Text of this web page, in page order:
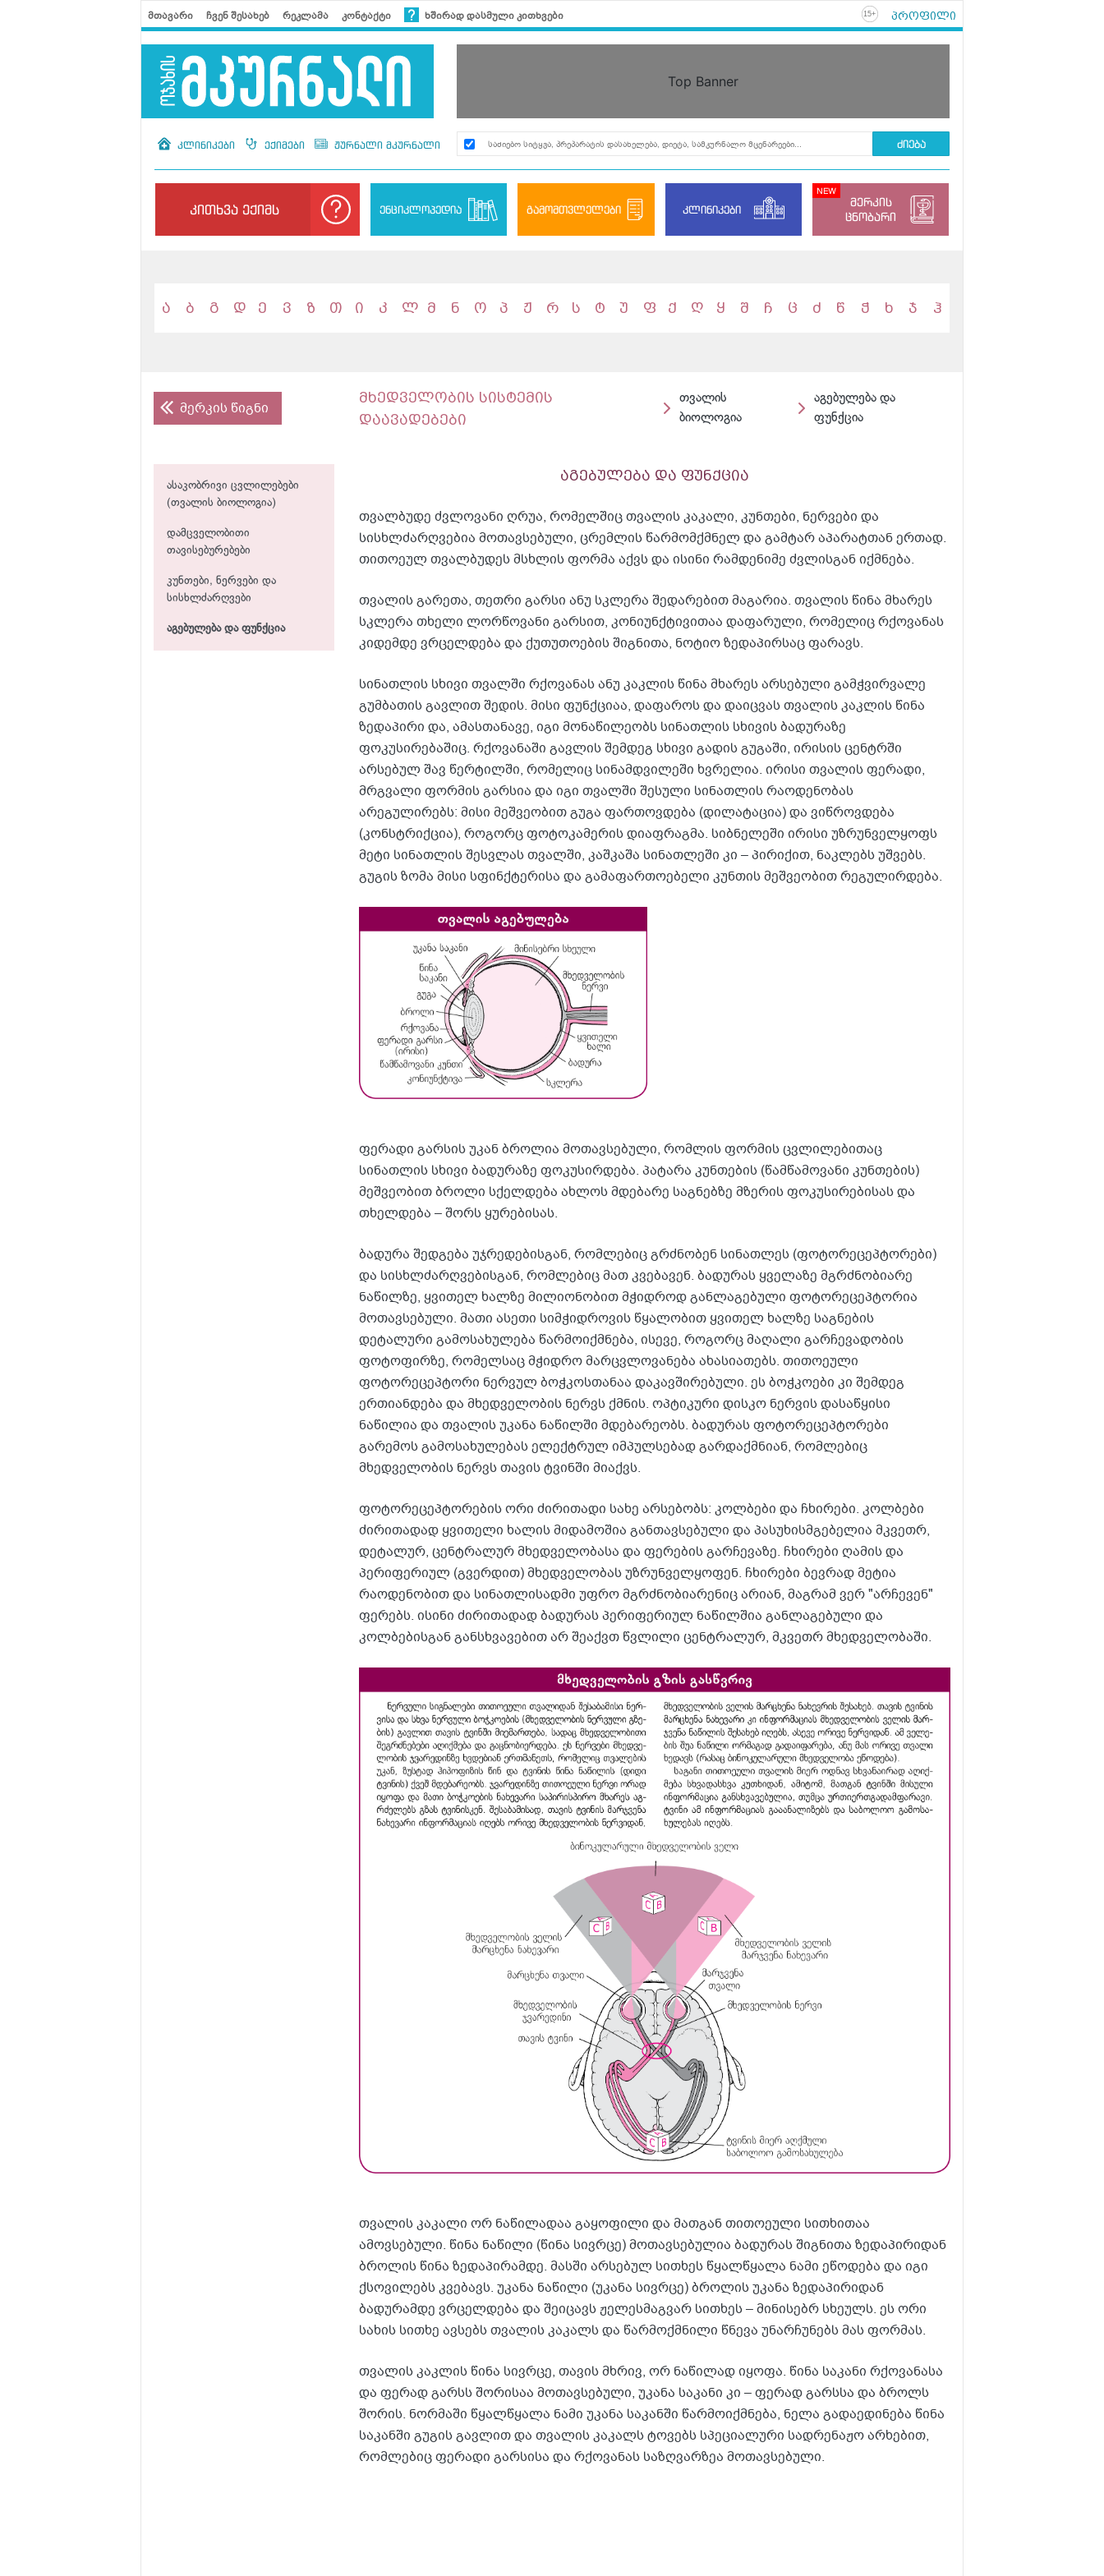
მთავარი ჩვენ შესახებ რეკლამა კონტაქტი ხშირად დასმული კითხვები 15+ პროფილი
Top Banner
კლინიკები ექიმები ჟურნალი მკურნალი
კითხვა ექიმს ენციკლოპედია გამომთვლელები კლინიკები
მერკის
ცნობარი
ა ბ გ დ ე ვ ზ თ ი კ ლ მ ნ ო პ ჟ რ ს ტ უ ფ ქ ღ ყ შ ჩ ც ძ წ ჭ ხ ჯ ჰ
მერკის წიგნი
ასაკობრივი ცვლილებები
(თვალის ბიოლოგია)
დამცველობითი
თავისებურებები
კუნთები, ნერვები და
სისხლძარღვები
აგებულება და ფუნქცია
მხედველობის სისტემის
დაავადებები
თვალის
ბიოლოგია
აგებულება და
ფუნქცია
აგებულება და ფუნქცია
თვალბუდე ძვლოვანი ღრუა, რომელშიც თვალის კაკალი, კუნთები, ნერვები და
სისხლძარღვებია მოთავსებული, ცრემლის წარმომქმნელ და გამტარ აპარატთან ერთად.
თითოეულ თვალბუდეს მსხლის ფორმა აქვს და ისინი რამდენიმე ძვლისგან იქმნება.
თვალის გარეთა, თეთრი გარსი ანუ სკლერა შედარებით მაგარია. თვალის წინა მხარეს
სკლერა თხელი ლორწოვანი გარსით, კონიუნქტივითაა დაფარული, რომელიც რქოვანას
კიდემდე ვრცელდება და ქუთუთოების შიგნითა, ნოტიო ზედაპირსაც ფარავს.
სინათლის სხივი თვალში რქოვანას ანუ კაკლის წინა მხარეს არსებული გამჭვირვალე
გუმბათის გავლით შედის. მისი ფუნქციაა, დაფაროს და დაიცვას თვალის კაკლის წინა
ზედაპირი და, ამასთანავე, იგი მონაწილეობს სინათლის სხივის ბადურაზე
ფოკუსირებაშიც. რქოვანაში გავლის შემდეგ სხივი გადის გუგაში, ირისის ცენტრში
არსებულ შავ წერტილში, რომელიც სინამდვილეში ხვრელია. ირისი თვალის ფერადი,
მრგვალი ფორმის გარსია და იგი თვალში შესული სინათლის რაოდენობას
არეგულირებს: მისი მეშვეობით გუგა ფართოვდება (დილატაცია) და ვიწროვდება
(კონსტრიქცია), როგორც ფოტოკამერის დიაფრაგმა. სიბნელეში ირისი უზრუნველყოფს
მეტი სინათლის შესვლას თვალში, კაშკაშა სინათლეში კი – პირიქით, ნაკლებს უშვებს.
გუგის ზომა მისი სფინქტერისა და გამაფართოებელი კუნთის მეშვეობით რეგულირდება.
ფერადი გარსის უკან ბროლია მოთავსებული, რომლის ფორმის ცვლილებითაც
სინათლის სხივი ბადურაზე ფოკუსირდება. პატარა კუნთების (წამწამოვანი კუნთების)
მეშვეობით ბროლი სქელდება ახლოს მდებარე საგნებზე მზერის ფოკუსირებისას და
თხელდება – შორს ყურებისას.
ბადურა შედგება უჯრედებისგან, რომლებიც გრძნობენ სინათლეს (ფოტორეცეპტორები)
და სისხლძარღვებისგან, რომლებიც მათ კვებავენ. ბადურას ყველაზე მგრძნობიარე
ნაწილზე, ყვითელ ხალზე მილიონობით მჭიდროდ განლაგებული ფოტორეცეპტორია
მოთავსებული. მათი ასეთი სიმჭიდროვის წყალობით ყვითელ ხალზე საგნების
დეტალური გამოსახულება წარმოიქმნება, ისევე, როგორც მაღალი გარჩევადობის
ფოტოფირზე, რომელსაც მჭიდრო მარცვლოვანება ახასიათებს. თითოეული
ფოტორეცეპტორი ნერვულ ბოჭკოსთანაა დაკავშირებული. ეს ბოჭკოები კი შემდეგ
ერთიანდება და მხედველობის ნერვს ქმნის. ოპტიკური დისკო ნერვის დასაწყისი
ნაწილია და თვალის უკანა ნაწილში მდებარეობს. ბადურას ფოტორეცეპტორები
გარემოს გამოსახულებას ელექტრულ იმპულსებად გარდაქმნიან, რომლებიც
მხედველობის ნერვს თავის ტვინში მიაქვს.
ფოტორეცეპტორების ორი ძირითადი სახე არსებობს: კოლბები და ჩხირები. კოლბები
ძირითადად ყვითელი ხალის მიდამოშია განთავსებული და პასუხისმგებელია მკვეთრ,
დეტალურ, ცენტრალურ მხედველობასა და ფერების გარჩევაზე. ჩხირები ღამის და
პერიფერიულ (გვერდით) მხედველობას უზრუნველყოფენ. ჩხირები ბევრად მეტია
რაოდენობით და სინათლისადმი უფრო მგრძნობიარენიც არიან, მაგრამ ვერ "არჩევენ"
ფერებს. ისინი ძირითადად ბადურას პერიფერიულ ნაწილშია განლაგებული და
კოლბებისგან განსხვავებით არ შეაქვთ წვლილი ცენტრალურ, მკვეთრ მხედველობაში.
თვალის კაკალი ორ ნაწილადაა გაყოფილი და მათგან თითოეული სითხითაა
ამოვსებული. წინა ნაწილი (წინა სივრცე) მოთავსებულია ბადურას შიგნითა ზედაპირიდან
ბროლის წინა ზედაპირამდე. მასში არსებულ სითხეს წყალწყალა ნამი ეწოდება და იგი
ქსოვილებს კვებავს. უკანა ნაწილი (უკანა სივრცე) ბროლის უკანა ზედაპირიდან
ბადურამდე ვრცელდება და შეიცავს ჟელესმაგვარ სითხეს – მინისებრ სხეულს. ეს ორი
სახის სითხე ავსებს თვალის კაკალს და წარმოქმნილი წნევა უნარჩუნებს მას ფორმას.
თვალის კაკლის წინა სივრცე, თავის მხრივ, ორ ნაწილად იყოფა. წინა საკანი რქოვანასა
და ფერად გარსს შორისაა მოთავსებული, უკანა საკანი კი – ფერად გარსსა და ბროლს
შორის. ნორმაში წყალწყალა ნამი უკანა საკანში წარმოიქმნება, ნელა გადაედინება წინა
საკანში გუგის გავლით და თვალის კაკალს ტოვებს სპეციალური სადრენაჟო არხებით,
რომლებიც ფერადი გარსისა და რქოვანას საზღვარზეა მოთავსებული.